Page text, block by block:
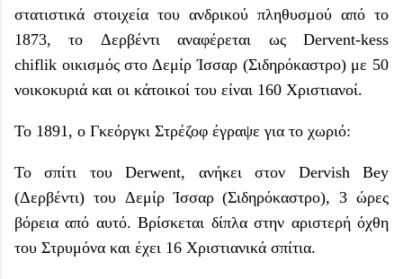
στατιστικά στοιχεία του ανδρικού πληθυσμού από το
1873, το Δερβέντιαναφέρεται ωςDervent-kess
chiflik οικισμός στο Δεμίρ Ίσσαρ (Σιδηρόκαστρο) με 50
νοικοκυριά και οι κάτοικοί του είναι 160 Χριστιανοί.
Το 1891, ο Γκεόργκι Στρέζοφ έγραψε για το χωριό:
Το σπίτι του Derwent, ανήκει στον Dervish Bey
(Δερβέντι) του Δεμίρ Ίσσαρ (Σιδηρόκαστρο), 3 ώρες
βόρεια από αυτό. Βρίσκεται δίπλα στην αριστερή όχθη
του Στρυμόνα και έχει 16 Χριστιανικά σπίτια.